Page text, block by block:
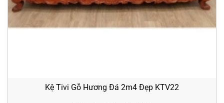
Kệ Tivi Gỗ Hương Đá 2m4 Đẹp KTV22